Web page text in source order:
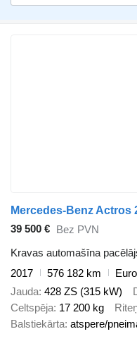
Mercedes-Benz Actros
39 500 € Bez PVN
Kravas automašīna
2017
576 182 km
Jauda 428 ZS (315 kW)
Celtspēja 17 200 kg
Balstiekārta atspere/